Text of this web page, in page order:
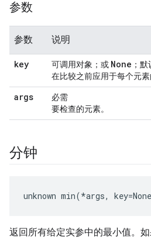
参数
参数 说明
key 可调用对象；或 None ；
在比较之前应用于每个元素
args
必需
要检查的元素。
分钟
unknown min(*args,
返回所有给定实参中的最小值。